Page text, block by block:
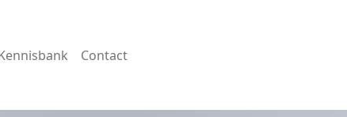
Contact